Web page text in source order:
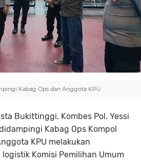
Kabag Ops dan Anggota KPU
Bukittinggi, Kombes Pol. Yessi
Kabag Ops Kompol
KPU melakukan
Komisi Pemilihan Umum